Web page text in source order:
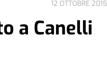
12 OTTOBRE 2015
a Canelli